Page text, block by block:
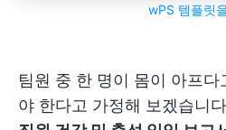
wPS 템플릿
팀원 중 한 명이 몸이 아프다
야 한다고 가정해 보겠습니